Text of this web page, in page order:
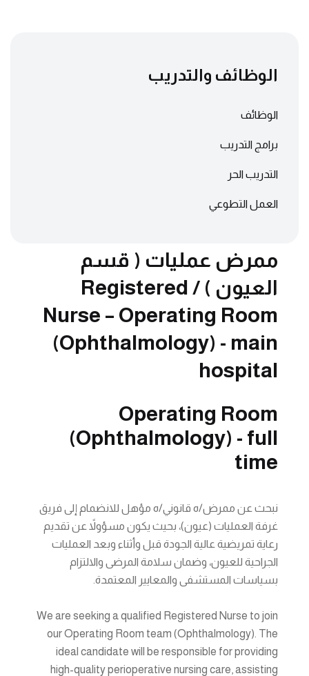
الوظائف والتدريب
الوظائف
برامج التدريب
التدريب الحر
العمل التطوعي
ممرض عمليات ( قسم
العيون ) / Registered
Nurse – Operating Room
(Ophthalmology) - main
hospital
Operating Room
(Ophthalmology) - full
time
نبحث عن ممرض/ه قانوني/ه مؤهل للانضمام إلى فريق
غرفة العمليات (عيون)، بحيث يكون مسؤولاً عن تقديم
رعاية تمريضية عالية الجودة قبل وأثناء وبعد العمليات
الجراحية للعيون، وضمان سلامة المرضى والالتزام
بسياسات المستشفى والمعايير المعتمدة.
We are seeking a qualified Registered Nurse to join
our Operating Room team (Ophthalmology). The
ideal candidate will be responsible for providing
high-quality perioperative nursing care, assisting